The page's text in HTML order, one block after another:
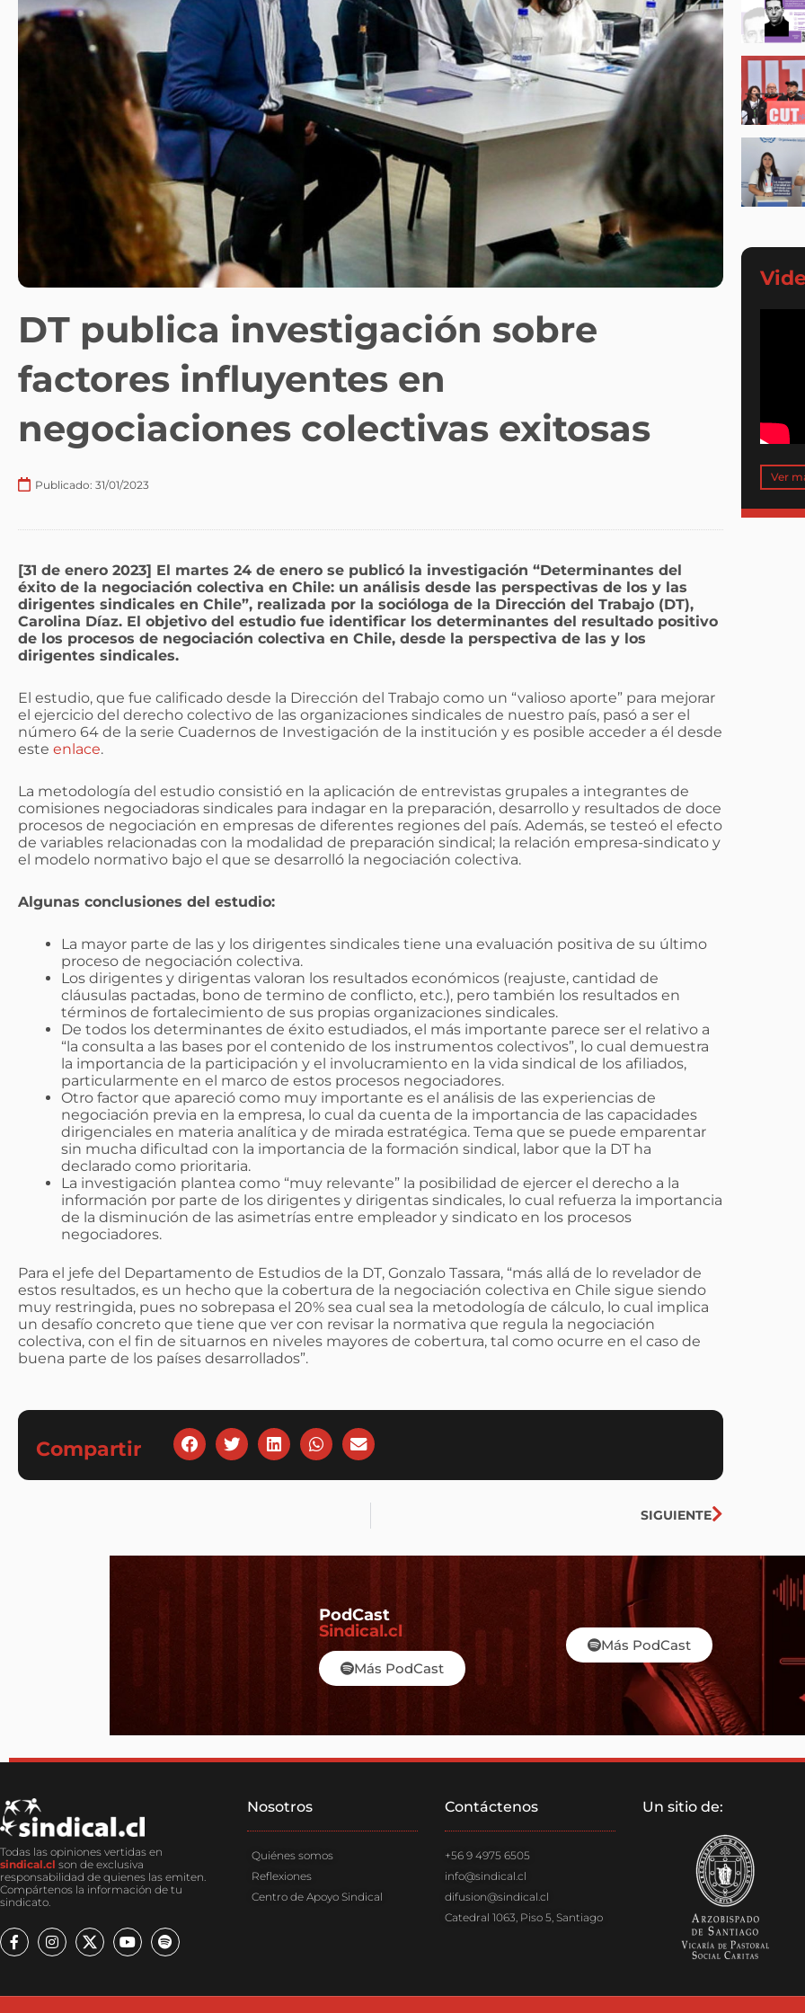
DT publica investigación sobre
factores influyentes en
negociaciones colectivas exitosas
Publicado: 31/01/2023
[31 de enero 2023] El martes 24 de enero se publicó la investigación “Determinantes del
éxito de la negociación colectiva en Chile: un análisis desde las perspectivas de los y las
dirigentes sindicales en Chile”, realizada por la socióloga de la Dirección del Trabajo (DT),
Carolina Díaz. El objetivo del estudio fue identificar los determinantes del resultado positivo
de los procesos de negociación colectiva en Chile, desde la perspectiva de las y los
dirigentes sindicales.
El estudio, que fue calificado desde la Dirección del Trabajo como un “valioso aporte” para mejorar
el ejercicio del derecho colectivo de las organizaciones sindicales de nuestro país, pasó a ser el
número 64 de la serie Cuadernos de Investigación de la institución y es posible acceder a él desde
este enlace.
La metodología del estudio consistió en la aplicación de entrevistas grupales a integrantes de
comisiones negociadoras sindicales para indagar en la preparación, desarrollo y resultados de doce
procesos de negociación en empresas de diferentes regiones del país. Además, se testeó el efecto
de variables relacionadas con la modalidad de preparación sindical; la relación empresa-sindicato y
el modelo normativo bajo el que se desarrolló la negociación colectiva.
Algunas conclusiones del estudio:
La mayor parte de las y los dirigentes sindicales tiene una evaluación positiva de su último
proceso de negociación colectiva.
Los dirigentes y dirigentas valoran los resultados económicos (reajuste, cantidad de
cláusulas pactadas, bono de termino de conflicto, etc.), pero también los resultados en
términos de fortalecimiento de sus propias organizaciones sindicales.
De todos los determinantes de éxito estudiados, el más importante parece ser el relativo a
“la consulta a las bases por el contenido de los instrumentos colectivos”, lo cual demuestra
la importancia de la participación y el involucramiento en la vida sindical de los afiliados,
particularmente en el marco de estos procesos negociadores.
Otro factor que apareció como muy importante es el análisis de las experiencias de
negociación previa en la empresa, lo cual da cuenta de la importancia de las capacidades
dirigenciales en materia analítica y de mirada estratégica. Tema que se puede emparentar
sin mucha dificultad con la importancia de la formación sindical, labor que la DT ha
declarado como prioritaria.
La investigación plantea como “muy relevante” la posibilidad de ejercer el derecho a la
información por parte de los dirigentes y dirigentas sindicales, lo cual refuerza la importancia
de la disminución de las asimetrías entre empleador y sindicato en los procesos
negociadores.
Para el jefe del Departamento de Estudios de la DT, Gonzalo Tassara, “más allá de lo revelador de
estos resultados, es un hecho que la cobertura de la negociación colectiva en Chile sigue siendo
muy restringida, pues no sobrepasa el 20% sea cual sea la metodología de cálculo, lo cual implica
un desafío concreto que tiene que ver con revisar la normativa que regula la negociación
colectiva, con el fin de situarnos en niveles mayores de cobertura, tal como ocurre en el caso de
buena parte de los países desarrollados”.
Compartir
SIGUIENTE
Ver
PodCast
Sindical.cl
Más PodCast
Más PodCast
Todas las opiniones vertidas en
sindical.cl son de exclusiva
responsabilidad de quienes las emiten.
Compártenos la información de tu
sindicato.
F
a
b
I
n
a
Y
o
u
S
p
i
Nosotros​
Quiénes somos
Reflexiones
Centro de Apoyo Sindical
Contáctenos
+56 9 4975 6505
info@sindical.cl
difusion@sindical.cl
Catedral 1063, Piso 5, Santiago
Un sitio de: